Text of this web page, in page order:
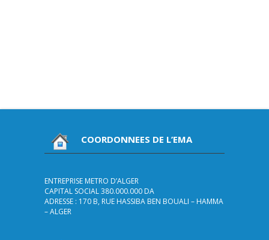
COORDONNEES DE L’EMA
ENTREPRISE METRO D’ALGER
CAPITAL SOCIAL 380.000.000 DA
ADRESSE : 170 B, RUE HASSIBA BEN BOUALI – HAMMA
– ALGER